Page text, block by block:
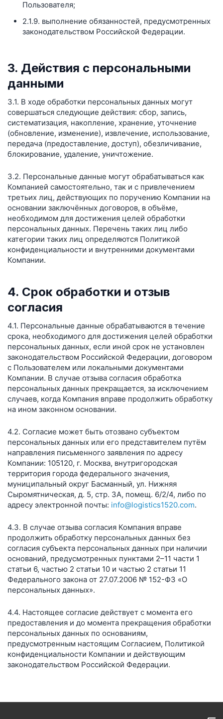
Пользователя;
2.1.9. выполнение обязанностей, предусмотренных
законодательством Российской Федерации.
3. Действия с персональными
данными
3.1. В ходе обработки персональных данных могут
совершаться следующие действия: сбор, запись,
систематизация, накопление, хранение, уточнение
(обновление, изменение), извлечение, использование,
передача (предоставление, доступ), обезличивание,
блокирование, удаление, уничтожение.
3.2. Персональные данные могут обрабатываться как
Компанией самостоятельно, так и с привлечением
третьих лиц, действующих по поручению Компании на
основании заключённых договоров, в объёме,
необходимом для достижения целей обработки
персональных данных. Перечень таких лиц либо
категории таких лиц определяются Политикой
конфиденциальности и внутренними документами
Компании.
4. Срок обработки и отзыв
согласия
4.1. Персональные данные обрабатываются в течение
срока, необходимого для достижения целей обработки
персональных данных, если иной срок не установлен
законодательством Российской Федерации, договором
с Пользователем или локальными документами
Компании. В случае отзыва согласия обработка
персональных данных прекращается, за исключением
случаев, когда Компания вправе продолжить обработку
на ином законном основании.
4.2. Согласие может быть отозвано субъектом
персональных данных или его представителем путём
направления письменного заявления по адресу
Компании: 105120, г. Москва, внутригородская
территория города федерального значения,
муниципальный округ Басманный, ул. Нижняя
Сыромятническая, д. 5, стр. 3А, помещ. 6/2/4, либо по
адресу электронной почты: info@logistics1520.com.
4.3. В случае отзыва согласия Компания вправе
продолжить обработку персональных данных без
согласия субъекта персональных данных при наличии
оснований, предусмотренных пунктами 2–11 части 1
статьи 6, частью 2 статьи 10 и частью 2 статьи 11
Федерального закона от 27.07.2006 № 152-ФЗ «О
персональных данных».
4.4. Настоящее согласие действует с момента его
предоставления и до момента прекращения обработки
персональных данных по основаниям,
предусмотренным настоящим Согласием, Политикой
конфиденциальности Компании и действующим
законодательством Российской Федерации.